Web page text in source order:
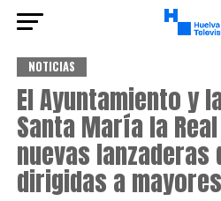
NOTICIAS
El Ayuntamiento y
Santa María la
nuevas lanzaderas
dirigidas a